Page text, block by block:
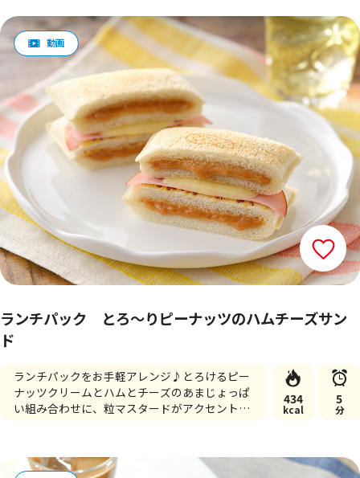
ランチパック とろ～りピーナッツのハムチーズサン
ド
ランチパックをお手軽アレンジ♪とろけるピー
ナッツクリームとハムとチーズのあまじょっぱ
い組み合わせに、粒マスタードがアクセントの
434
kcal
5
分